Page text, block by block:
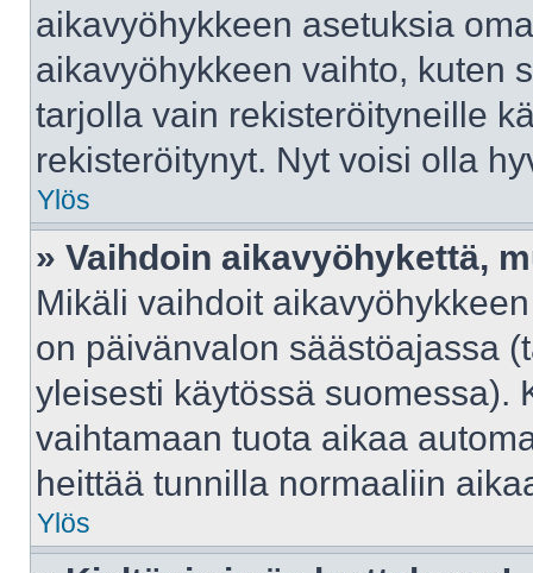
aikavyöhykkeen asetuksia
aikavyöhykkeen vaihto, kuten
tarjolla vain rekisteröityneille
rekisteröitynyt. Nyt voisi olla
Ylös
» Vaihdoin aikavyöhykettä,
Mikäli vaihdoit
on päivänvalon säästöajassa
yleisesti käytössä suomessa).
vaihtamaan tuota aikaa
heittää tunnilla normaaliin
Ylös